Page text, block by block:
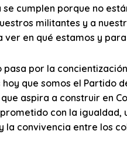
cumplen porque no
militantes y a
en qué estamos y
por la
que somos el Partido
aspira a construir en
con la igualdad,
convivencia entre los